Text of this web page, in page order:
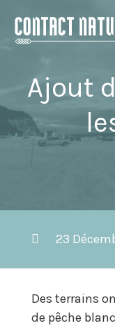
Ajout
23
Des terrains
de pêche